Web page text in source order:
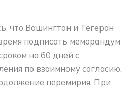
что Вашингтон и Тегеран
подписать меморандум
на 60 дней с
по взаимному согласию.
перемирия. При